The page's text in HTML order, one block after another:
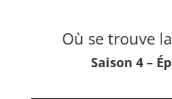
Où se trouve
Saison 4 –